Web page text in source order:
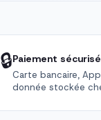
🔒Paiement
Carte bancaire,
donnée stockée